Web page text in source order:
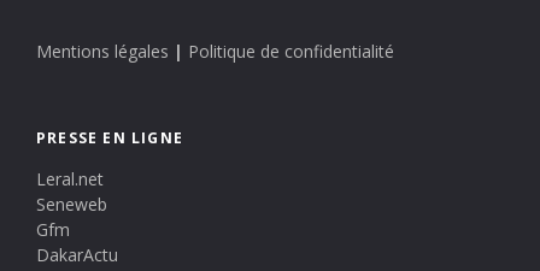
Mentions légales | Politique de confidentialité
PRESSE EN LIGNE
Leral.net
Seneweb
Gfm
DakarActu